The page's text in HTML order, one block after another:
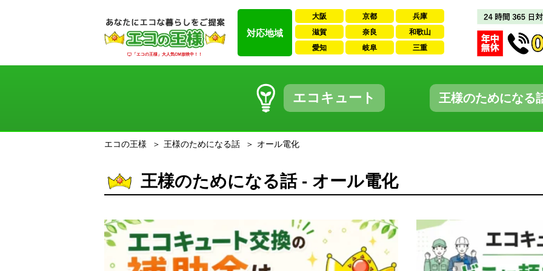
「エコの王様」大人気CM放映中！！
対応地域
大阪 京都
兵庫
滋賀
奈良
和歌山
愛知
岐阜 三重
エコキュート 王様のためになる
エコの王様 王様のためになる話 オール電化
王様のためになる話 - オール電化